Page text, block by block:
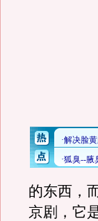
的东西，
京剧，它